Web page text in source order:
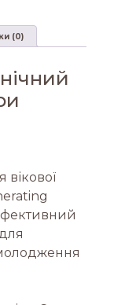
(0)